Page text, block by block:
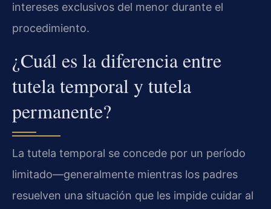
intereses exclusivos del menor durante el
procedimiento.
¿Cuál es la diferencia entre
tutela temporal y tutela
permanente?
La tutela temporal se concede por un período
limitado—generalmente mientras los padres
resuelven una situación que les impide cuidar al